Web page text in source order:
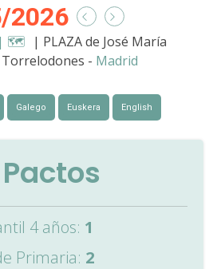
2026
| 🗺️ | PLAZA de José María
- Madrid
Galego Euskera English
Pactos
4 años: 1
Primaria: 2